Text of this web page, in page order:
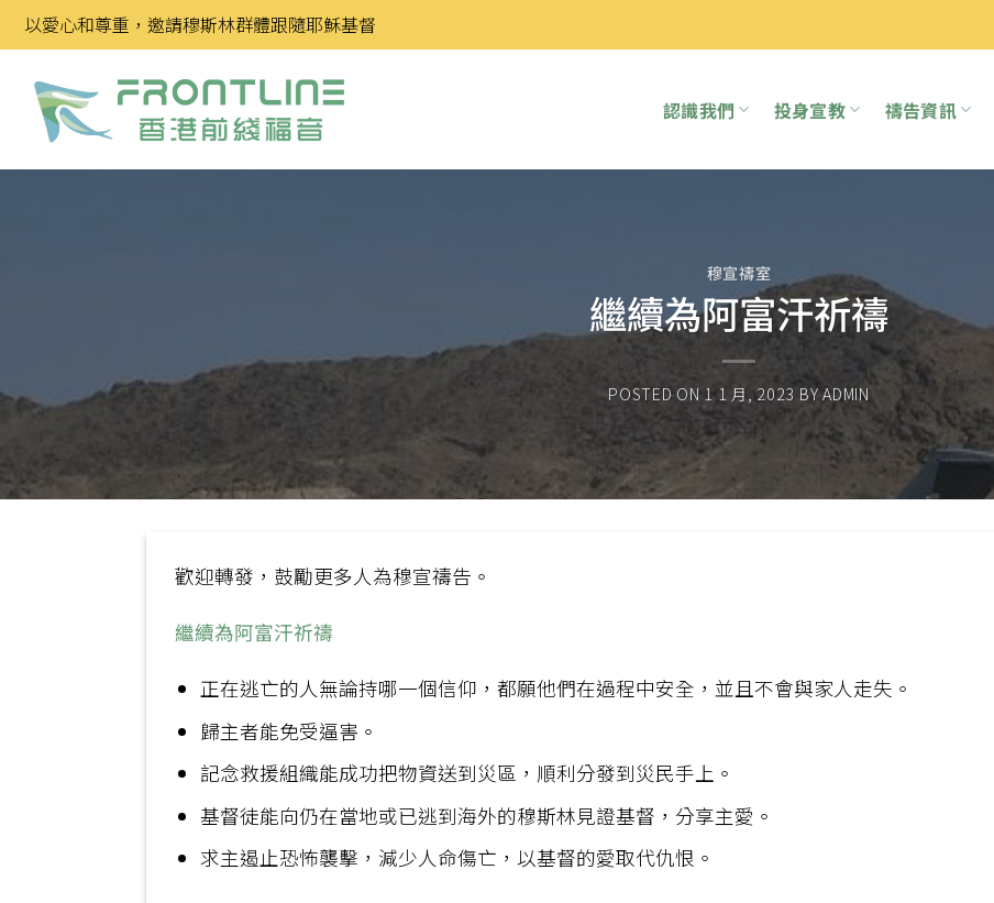
Skip
to
content
以愛心和尊重，邀請穆斯林群體跟隨耶穌基督
認識我們 投身宣教 禱告資訊
穆宣禱室
繼續為阿富汗祈禱
POSTED ON 1 1 月, 2023 BYADMIN
歡迎轉發，鼓勵更多人為穆宣禱告。
繼續為阿富汗祈禱
正在逃亡的人無論持哪一個信仰，都願他們在過程中安全，並且不會與家人走失。
歸主者能免受逼害。
記念救援組織能成功把物資送到災區，順利分發到災民手上。
基督徒能向仍在當地或已逃到海外的穆斯林見證基督，分享主愛。
求主遏止恐怖襲擊，減少人命傷亡，以基督的愛取代仇恨。